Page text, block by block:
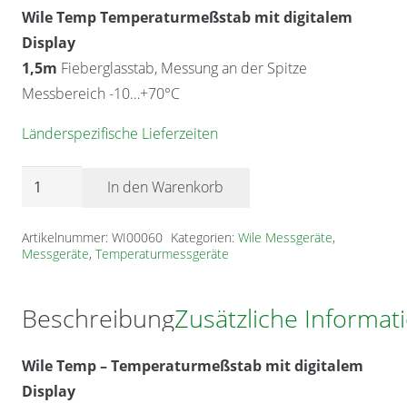
Wile Temp Temperaturmeßstab mit digitalem
Display
1,5m Fieberglasstab, Messung an der Spitze
Messbereich -10…+70°C
Länderspezifische Lieferzeiten
Temperaturmeßstab
Temp
1,5m
In den Warenkorb
Artikelnummer: WI00060 Kategorien: Wile Messgeräte,
Messgeräte, Temperaturmessgeräte
BeschreibungZusätzliche
Wile Temp – Temperaturmeßstab mit digitalem
Display